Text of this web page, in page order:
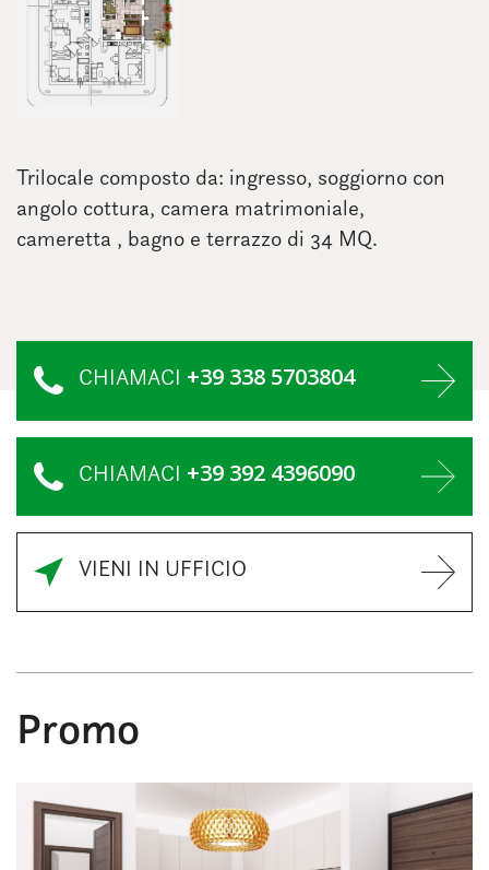
Trilocale composto da: ingresso, soggiorno con
angolo cottura, camera matrimoniale,
cameretta , bagno e terrazzo di 34 MQ.
CHIAMACI +39 338 5703804
CHIAMACI +39 392 4396090
VIENI IN UFFICIO
Promo